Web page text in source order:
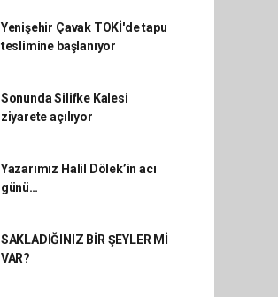
Yenişehir Çavak TOKİ'de tapu
teslimine başlanıyor
Sonunda Silifke Kalesi
ziyarete açılıyor
Yazarımız Halil Dölek’in acı
günü…
SAKLADIĞINIZ BİR ŞEYLER Mİ
VAR?